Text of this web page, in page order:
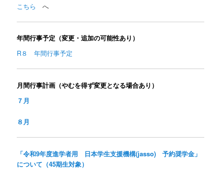
ツ
へ
動
こちら
へ
年間行事予定（変更・追加の可能性あり）
R８ 年間行事予定
月間行事計画（やむを得ず変更となる場合あり）
７月
８月
「令和9年度進学者用 日本学生支援機構(jasso) 予約奨学金」
について（45期生対象）